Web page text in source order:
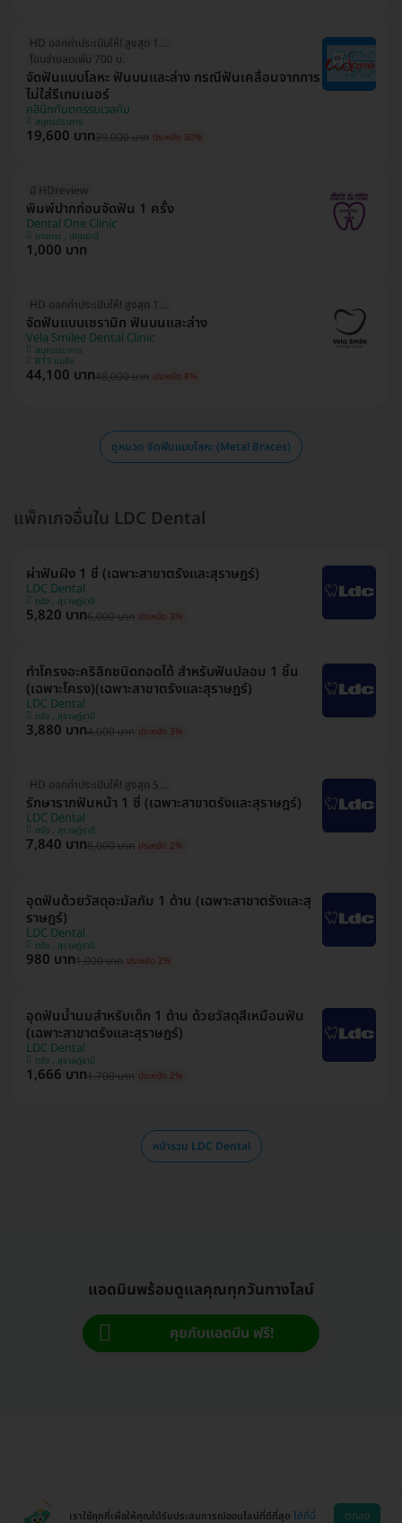
HD ออกค่าประเมินให้! สูงสุด 1500 บ.
โอนจ่ายลดเพิ่ม 700 บ.
จัดฟันแบบโลหะ ฟันบนและล่าง กรณีฟันเคลื่อนจากการ
ไม่ใส่รีเทนเนอร์
คลินิกทันตกรรมเวลคัม
สมุทรปราการ
19,600 บาท39,000 บาท ประหยัด 50%
มี HDreview
พิมพ์ปากก่อนจัดฟัน 1 ครั้ง
Dental One Clinic
บางเขน , ปทุมธานี
1,000 บาท
HD ออกค่าประเมินให้! สูงสุด 1500 บ.
จัดฟันแบบเซรามิก ฟันบนและล่าง
Vela Smilee Dental Clinic
สมุทรปราการ
BTS แบริ่ง
44,100 บาท48,000 บาท ประหยัด 8%
ดูหมวด จัดฟันแบบโลหะ (Metal Braces)
แพ็กเกจอื่นใน LDC Dental
ผ่าฟันฝัง 1 ซี่ (เฉพาะสาขาตรังและสุราษฎร์)
LDC Dental
ตรัง , สุราษฎ์ธานี
5,820 บาท6,000 บาท ประหยัด 3%
ทำโครงอะคริลิกชนิดถอดได้ สำหรับฟันปลอม 1 ชิ้น
(เฉพาะโครง)(เฉพาะสาขาตรังและสุราษฎร์)
LDC Dental
ตรัง , สุราษฎ์ธานี
3,880 บาท4,000 บาท ประหยัด 3%
HD ออกค่าประเมินให้! สูงสุด 500 บ.
รักษารากฟันหน้า 1 ซี่ (เฉพาะสาขาตรังและสุราษฎร์)
LDC Dental
ตรัง , สุราษฎ์ธานี
7,840 บาท8,000 บาท ประหยัด 2%
อุดฟันด้วยวัสดุอะมัลกัม 1 ด้าน (เฉพาะสาขาตรังและสุ
ราษฎร์)
LDC Dental
ตรัง , สุราษฎ์ธานี
980 บาท1,000 บาท ประหยัด 2%
อุดฟันน้ำนมสำหรับเด็ก 1 ด้าน ด้วยวัสดุสีเหมือนฟัน
(เฉพาะสาขาตรังและสุราษฎร์)
LDC Dental
ตรัง , สุราษฎ์ธานี
1,666 บาท1,700 บาท ประหยัด 2%
หน้ารวม LDC Dental
แอดมินพร้อมดูแลคุณทุกวันทางไลน์
คุยกับแอดมิน ฟรี!
เราใช้คุกกี้เพื่อให้คุณได้รับประสบการณ์ออนไลน์ที่ดีที่สุด ได้ที่นี่ ตกลง